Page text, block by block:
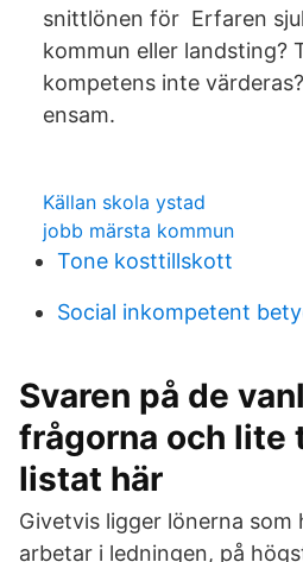
snittlönen för Erfaren
kommun eller landsting?
kompetens inte
ensam.
Källan skola ystad
jobb märsta kommun
Tone kosttillskott
Social inkompetent
Svaren på de
frågorna och lite
listat här
Givetvis ligger lönerna som
arbetar i ledningen, på